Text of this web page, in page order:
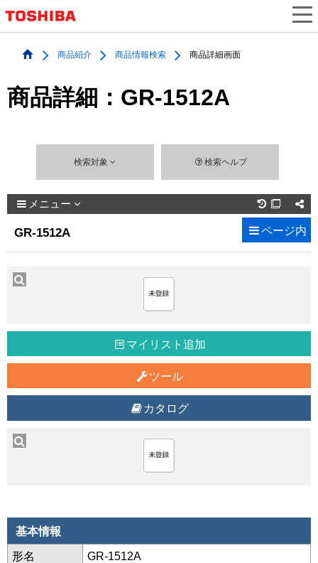
商品紹介 商品情報検索 商品詳細画面
商品詳細：GR-1512A
検索対象 検索ヘルプ
メニュー 
GR-1512A ページ内
マイリスト追加
ツール
カタログ
基本情報
形名 GR-1512A